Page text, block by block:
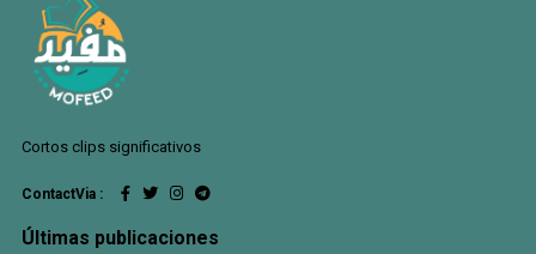
Cortos clips significativos
ContactVia :
Últimas publicaciones